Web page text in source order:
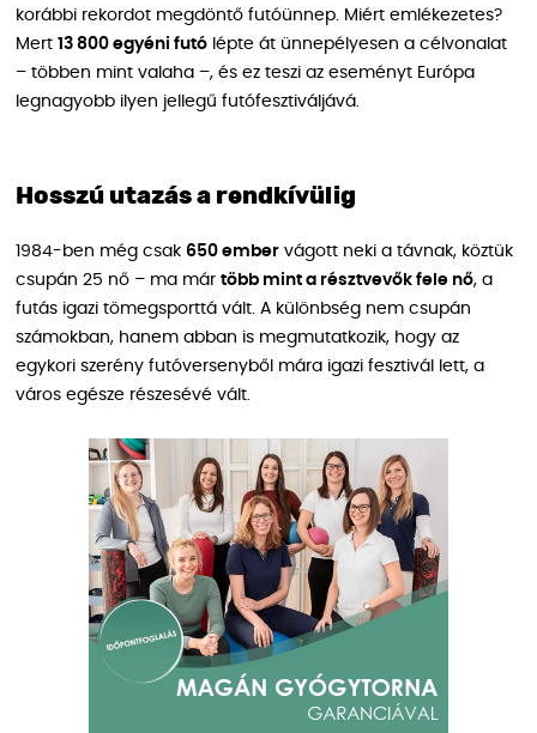
korábbi rekordot megdöntő futóünnep. Miért emlékezetes?
Mert 13 800 egyéni futó lépte át ünnepélyesen a célvonalat
– többen mint valaha –, és ez teszi az eseményt Európa
legnagyobb ilyen jellegű futófesztiváljává.
Hosszú utazás a rendkívülig
1984-ben még csak 650 ember vágott neki a távnak, köztük
csupán 25 nő – ma már több mint a résztvevők fele nő, a
futás igazi tömegsporttá vált. A különbség nem csupán
számokban, hanem abban is megmutatkozik, hogy az
egykori szerény futóversenyből mára igazi fesztivál lett, a
város egésze részesévé vált.